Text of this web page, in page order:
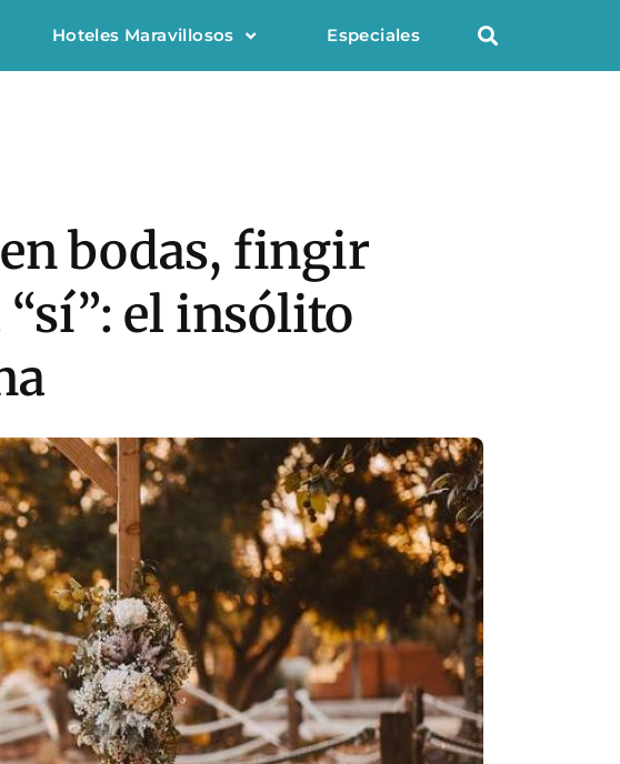
Hoteles Maravillosos Especiales
bodas, fingir
el insólito